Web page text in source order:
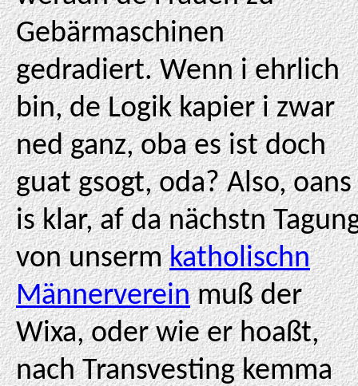
Gebärmaschinen
gedradiert. Wenn i ehrlich
bin, de Logik kapier i zwar
ned ganz, oba es ist doch
guat gsogt, oda? Also, oans
is klar, af da nächstn
von unsermkatholischn
Männervereinmuß der
Wixa, oder wie er hoaßt,
nach Transvesting kemma